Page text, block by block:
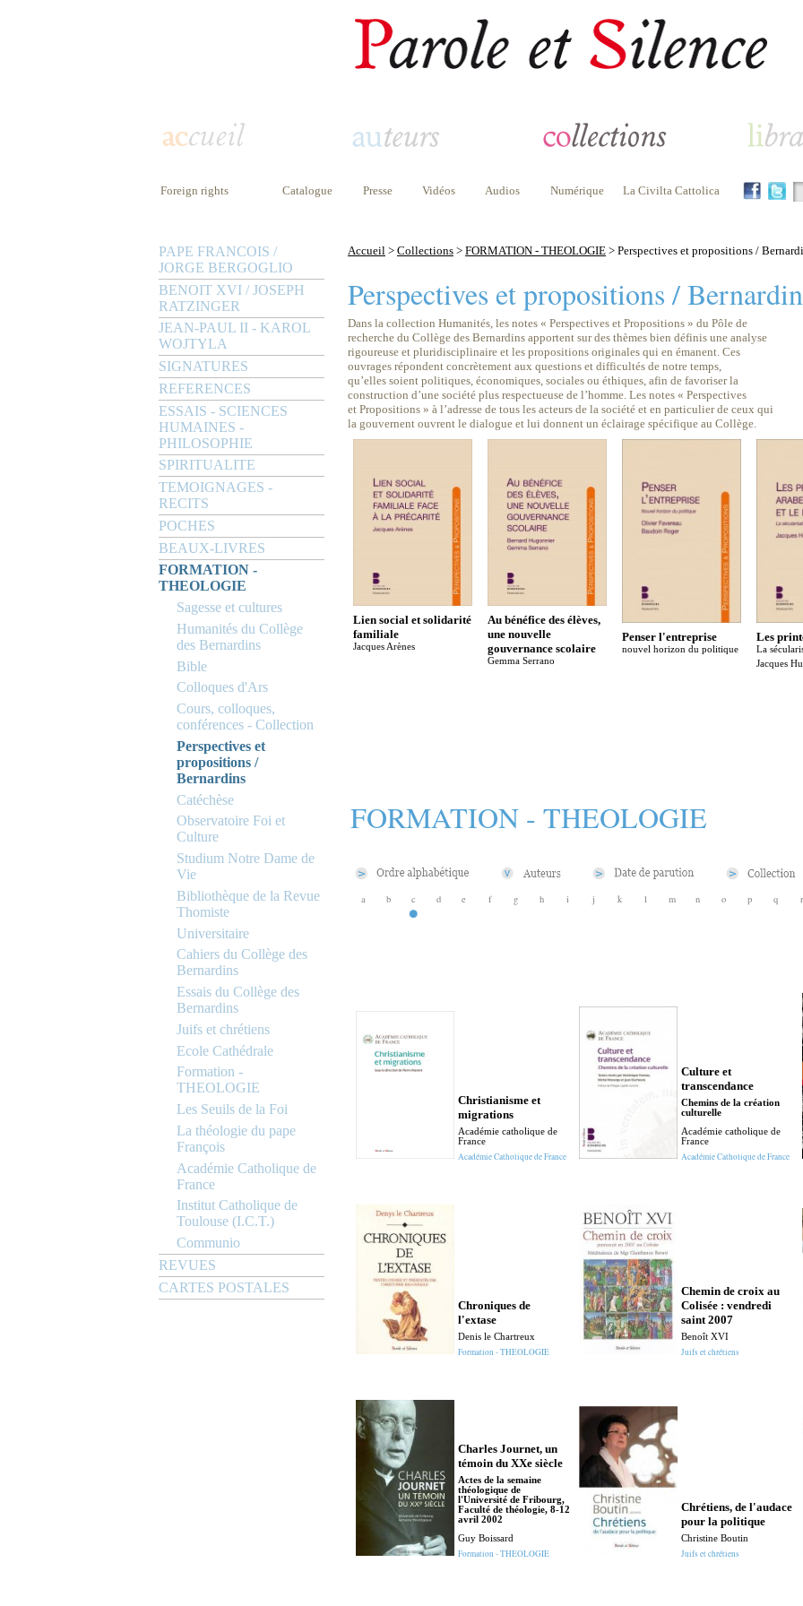
Foreign rights Catalogue Presse Vidéos Audios Numérique La Civilta Cattolica
PAPE FRANCOIS /
JORGE BERGOGLIO
BENOIT XVI / JOSEPH
RATZINGER
JEAN-PAUL II - KAROL
WOJTYLA
SIGNATURES
REFERENCES
ESSAIS - SCIENCES
HUMAINES -
PHILOSOPHIE
SPIRITUALITE
TEMOIGNAGES -
RECITS
POCHES
BEAUX-LIVRES
FORMATION -
THEOLOGIE
Sagesse et cultures
Humanités du Collège
des Bernardins
Bible
Colloques d'Ars
Cours, colloques,
conférences - Collection
Perspectives et
propositions /
Bernardins
Catéchèse
Observatoire Foi et
Culture
Studium Notre Dame de
Vie
Bibliothèque de la Revue
Thomiste
Universitaire
Cahiers du Collège des
Bernardins
Essais du Collège des
Bernardins
Juifs et chrétiens
Ecole Cathédrale
Formation -
THEOLOGIE
Les Seuils de la Foi
La théologie du pape
François
Académie Catholique de
France
Institut Catholique de
Toulouse (I.C.T.)
Communio
REVUES
CARTES POSTALES
Accueil > Collections > FORMATION - THEOLOGIE > Perspectives et propositions /
Perspectives et propositions /
Dans la collection Humanités, les notes « Perspectives et Propositions » du Pôle de
recherche du Collège des Bernardins apportent sur des thèmes bien définis une analyse
rigoureuse et pluridisciplinaire et les propositions originales qui en émanent. Ces
ouvrages répondent concrètement aux questions et difficultés de notre temps,
qu’elles soient politiques, économiques, sociales ou éthiques, afin de favoriser la
construction d’une société plus respectueuse de l’homme. Les notes « Perspectives
et Propositions » à l’adresse de tous les acteurs de la société et en particulier de ceux qui
la gouvernent ouvrent le dialogue et lui donnent un éclairage spécifique au Collège.
Lien social et solidarité
familiale
Jacques Arènes
Au bénéfice des élèves,
une nouvelle
gouvernance scolaire
Gemma Serrano
Penser l'entreprise
nouvel horizon du politique
Les
La
Jacques
FORMATION - THEOLOGIE
a b c d e f g h i j k l m n o p q r
Christianisme et
migrations
Académie catholique de
France
Académie Catholique de France
Culture et
transcendance
Chemins de la création
culturelle
Académie catholique de
France
Académie Catholique de France
Chroniques de
l'extase
Denis le Chartreux
Formation - THEOLOGIE
Chemin de croix au
Colisée : vendredi
saint 2007
Benoît XVI
Juifs et chrétiens
Charles Journet, un
témoin du XXe siècle
Actes de la semaine
théologique de
l'Université de Fribourg,
Faculté de théologie, 8-12
avril 2002
Guy Boissard
Formation - THEOLOGIE
Chrétiens, de l'audace
pour la politique
Christine Boutin
Juifs et chrétiens